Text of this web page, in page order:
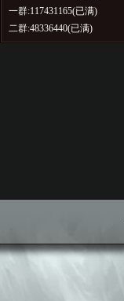
一群:117431165(已满)
二群:48336440(已满)